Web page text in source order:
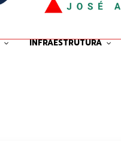
INFRAESTRUTURA